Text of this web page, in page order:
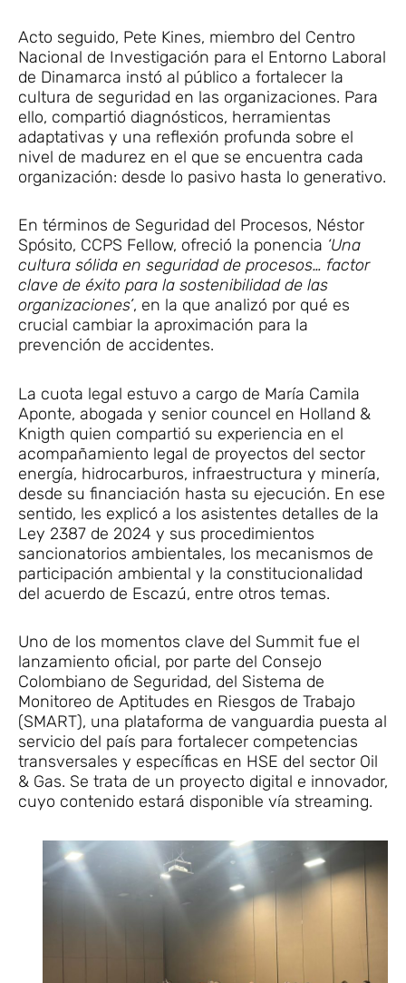
Acto seguido, Pete Kines, miembro del Centro
Nacional de Investigación para el Entorno Laboral
de Dinamarca instó al público a fortalecer la
cultura de seguridad en las organizaciones. Para
ello, compartió diagnósticos, herramientas
adaptativas y una reflexión profunda sobre el
nivel de madurez en el que se encuentra cada
organización: desde lo pasivo hasta lo generativo.
En términos de Seguridad del Procesos, Néstor
Spósito, CCPS Fellow, ofreció la ponencia ‘Una
cultura sólida en seguridad de procesos… factor
clave de éxito para la sostenibilidad de las
organizaciones’, en la que analizó por qué es
crucial cambiar la aproximación para la
prevención de accidentes.
La cuota legal estuvo a cargo de María Camila
Aponte, abogada y senior councel en Holland &
Knigth quien compartió su experiencia en el
acompañamiento legal de proyectos del sector
energía, hidrocarburos, infraestructura y minería,
desde su financiación hasta su ejecución. En ese
sentido, les explicó a los asistentes detalles de la
Ley 2387 de 2024 y sus procedimientos
sancionatorios ambientales, los mecanismos de
participación ambiental y la constitucionalidad
del acuerdo de Escazú, entre otros temas.
Uno de los momentos clave del Summit fue el
lanzamiento oficial, por parte del Consejo
Colombiano de Seguridad, del Sistema de
Monitoreo de Aptitudes en Riesgos de Trabajo
(SMART), una plataforma de vanguardia puesta al
servicio del país para fortalecer competencias
transversales y específicas en HSE del sector Oil
& Gas. Se trata de un proyecto digital e innovador,
cuyo contenido estará disponible vía streaming.